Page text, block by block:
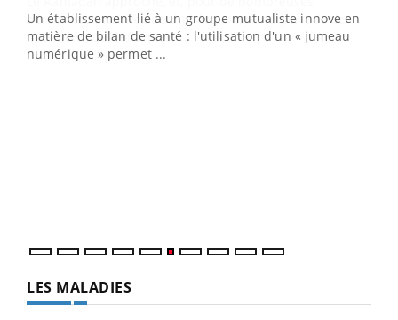
Un établissement lié à un groupe mutualiste innove en
matière de bilan de santé : l'utilisation d'un « jumeau
numérique » permet ...
LES MALADIES